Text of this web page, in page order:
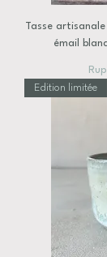
Tasse
émail
Edition limitée